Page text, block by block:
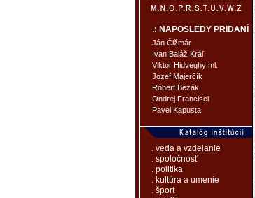
.: NAPOSLEDY PRIDANÍ
Ján Čižmár
Ivan Baláž Kráľ
Viktor Hidvéghy ml.
Jozef Majerčík
Róbert Bezák
Ondrej Francisci
Pavel Kapusta
. veda a vzdelanie
. spoločnosť
. politika
. kultúra a umenie
. šport